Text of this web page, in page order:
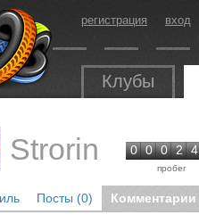
регистрация вход
Клубы
Strorin 0 0 0 2 4
пробег
Посты (0) Комментарии